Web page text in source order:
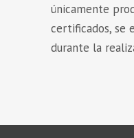
únicamente
certificados, se
durante la